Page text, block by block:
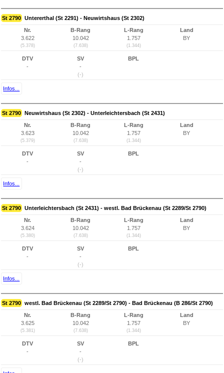
St 2790 Untererthal (St 2291) - Neuwirtshaus (St 2302)
Nr.
3.622
(5.378)
B-Rang
10.042
(7.638)
L-Rang
1.757
(1.344)
Land
BY
DTV
-
SV
-
(-)
BPL
Infos...
St 2790 Neuwirtshaus (St 2302) - Unterleichtersbach (St 2431)
Nr.
3.623
(5.379)
B-Rang
10.042
(7.638)
L-Rang
1.757
(1.344)
Land
BY
DTV
-
SV
-
(-)
BPL
Infos...
St 2790 Unterleichtersbach (St 2431) - westl. Bad Brückenau (St 2289/St 2790)
Nr.
3.624
(5.380)
B-Rang
10.042
(7.638)
L-Rang
1.757
(1.344)
Land
BY
DTV
-
SV
-
(-)
BPL
Infos...
St 2790 westl. Bad Brückenau (St 2289/St 2790) - Bad Brückenau (B 286/St 2790)
Nr.
3.625
(5.381)
B-Rang
10.042
(7.638)
L-Rang
1.757
(1.344)
Land
BY
DTV
-
SV
-
(-)
BPL